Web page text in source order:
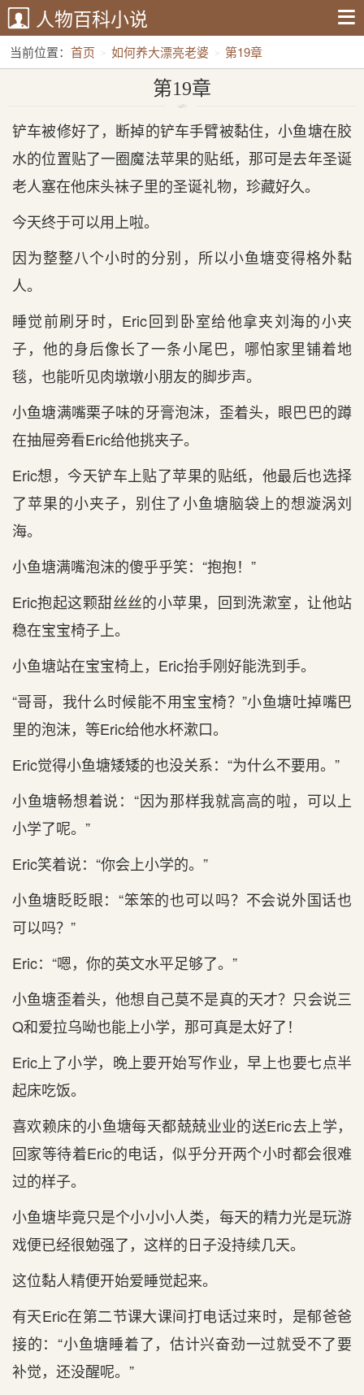
人物百科小说
当前位置： 首页 如何养大漂亮老婆 第19章
第19章
铲车被修好了，断掉的铲车手臂被黏住，小鱼塘在胶
水的位置贴了一圈魔法苹果的贴纸，那可是去年圣诞
老人塞在他床头袜子里的圣诞礼物，珍藏好久。
今天终于可以用上啦。
因为整整八个小时的分别，所以小鱼塘变得格外黏
人。
睡觉前刷牙时，Eric回到卧室给他拿夹刘海的小夹
子，他的身后像长了一条小尾巴，哪怕家里铺着地
毯，也能听见肉墩墩小朋友的脚步声。
小鱼塘满嘴栗子味的牙膏泡沫，歪着头，眼巴巴的蹲
在抽屉旁看Eric给他挑夹子。
Eric想，今天铲车上贴了苹果的贴纸，他最后也选择
了苹果的小夹子，别住了小鱼塘脑袋上的想漩涡刘
海。
小鱼塘满嘴泡沫的傻乎乎笑：“抱抱！”
Eric抱起这颗甜丝丝的小苹果，回到洗漱室，让他站
稳在宝宝椅子上。
小鱼塘站在宝宝椅上，Eric抬手刚好能洗到手。
“哥哥，我什么时候能不用宝宝椅？”小鱼塘吐掉嘴巴
里的泡沫，等Eric给他水杯漱口。
Eric觉得小鱼塘矮矮的也没关系：“为什么不要用。”
小鱼塘畅想着说：“因为那样我就高高的啦，可以上
小学了呢。”
Eric笑着说：“你会上小学的。”
小鱼塘眨眨眼：“笨笨的也可以吗？不会说外国话也
可以吗？”
Eric：“嗯，你的英文水平足够了。”
小鱼塘歪着头，他想自己莫不是真的天才？只会说三
Q和爱拉乌呦也能上小学，那可真是太好了！
Eric上了小学，晚上要开始写作业，早上也要七点半
起床吃饭。
喜欢赖床的小鱼塘每天都兢兢业业的送Eric去上学，
回家等待着Eric的电话，似乎分开两个小时都会很难
过的样子。
小鱼塘毕竟只是个小小小人类，每天的精力光是玩游
戏便已经很勉强了，这样的日子没持续几天。
这位黏人精便开始爱睡觉起来。
有天Eric在第二节课大课间打电话过来时，是郁爸爸
接的：“小鱼塘睡着了，估计兴奋劲一过就受不了要
补觉，还没醒呢。”